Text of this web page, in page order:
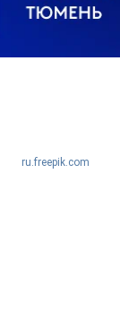
ru.freepik.com